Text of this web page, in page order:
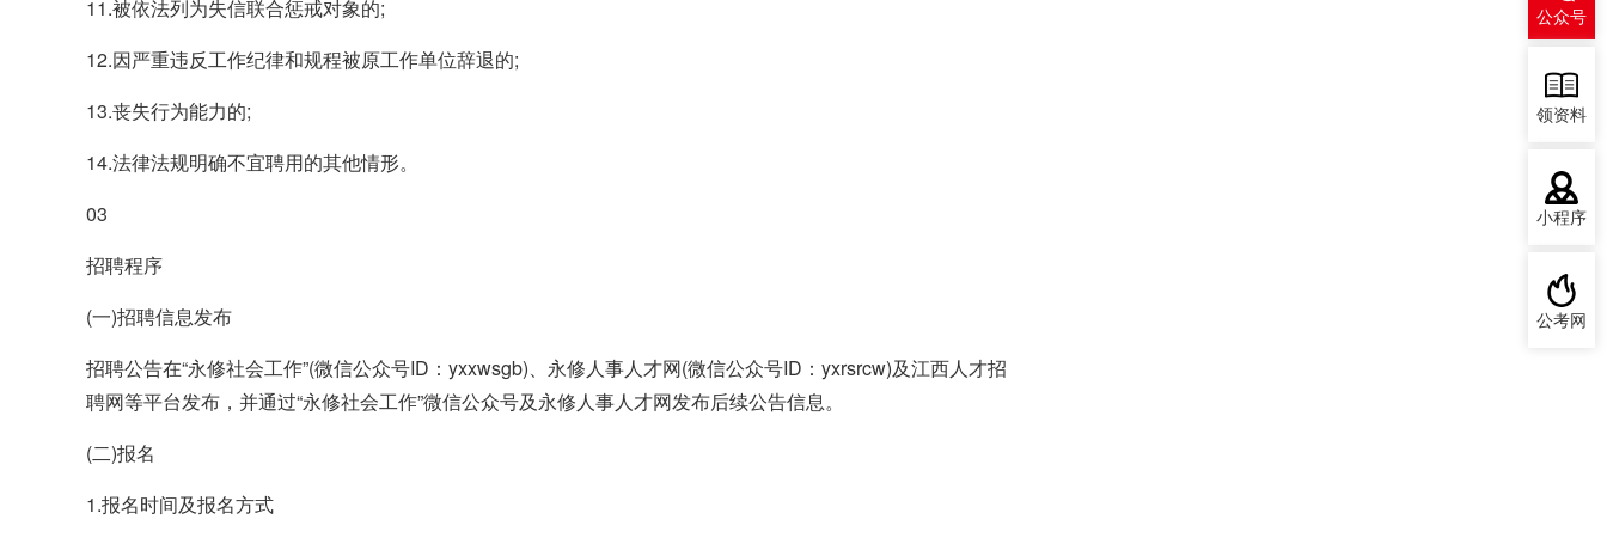
11.被依法列为失信联合惩戒对象的;
12.因严重违反工作纪律和规程被原工作单位辞退的;
13.丧失行为能力的;
14.法律法规明确不宜聘用的其他情形。
03
招聘程序
(一)招聘信息发布
招聘公告在“永修社会工作”(微信公众号ID：yxxwsgb)、永修人事人才网(微信公众号ID：yxrsrcw)及江西人才招
聘网等平台发布，并通过“永修社会工作”微信公众号及永修人事人才网发布后续公告信息。
(二)报名
1.报名时间及报名方式
公众号
领资料
小程序
公考网